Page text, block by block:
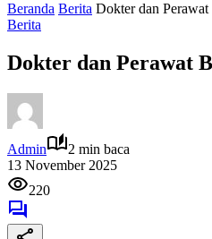
Beranda Berita Dokter dan
Berita
Dokter dan Perawat
Admin
2 min baca
13 November 2025
220